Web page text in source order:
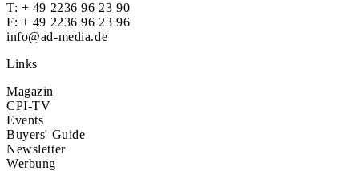
T: + 49 2236 96 23 90
F: + 49 2236 96 23 96
info@ad-media.de
Links
Magazin
CPI-TV
Events
Buyers' Guide
Newsletter
Werbung